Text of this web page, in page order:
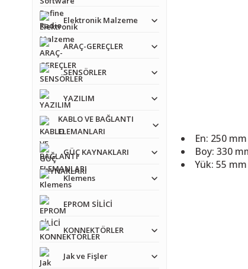
Elektronik Malzeme
ARAÇ-GEREÇLER
SENSÖRLER
YAZILIM
KABLO VE BAĞLANTI
ELEMANLARI
GÜÇ KAYNAKLARI
Klemens
EPROM SİLİCİ
KONNEKTÖRLER
Jak ve Fişler
En: 250 mm
Boy: 330
Yük: 55 mm